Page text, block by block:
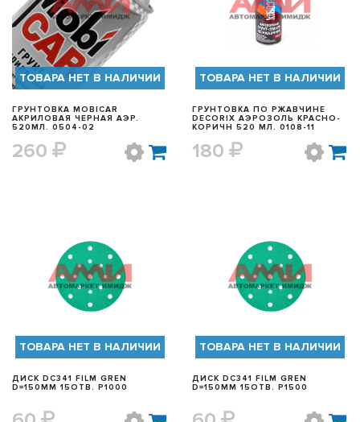
БЫСТРЫЙ ПРОСМОТР
ТОВАРА НЕТ В НАЛИЧИИ
ГРУНТОВКА MOBICAR
АКРИЛОВАЯ ЧЕРНАЯ АЭР.
520МЛ. 0504-02
260
БЫСТРЫЙ ПРОСМОТР
ТОВАРА НЕТ В НАЛИЧИИ
ГРУНТОВКА ПО РЖАВЧИНЕ
DECORIX АЭРОЗОЛЬ КРАСНО-
КОРИЧН 520 МЛ. 0108-11
180
БЫСТРЫЙ ПРОСМОТР
ТОВАРА НЕТ В НАЛИЧИИ
ДИСК DC341 FILM GREN
D=150MM 15ОТВ. P1000
БЫСТРЫЙ ПРОСМОТР
ТОВАРА НЕТ В НАЛИЧИИ
ДИСК DC341 FILM GREN
D=150MM 15ОТВ. P1500